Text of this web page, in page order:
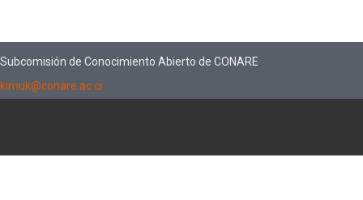
Subcomisión de Conocimiento Abierto de CONARE
kimuk@conare.ac.cr